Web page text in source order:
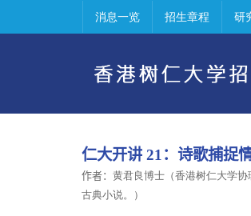
消息一览 招生章程 研
仁大开讲 21 ： 诗歌捕捉
作者： 黄君良博士（香港树仁大学
古典小说。）